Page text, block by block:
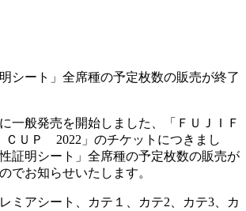
シート」全席種の予定枚数の販売が終了
一般発売を開始しました、「ＦＵＪＩＦ
ＣＵＰ 2022」のチケットにつきまし
証明シート」全席種の予定枚数の販売が
でお知らせいたします。
ミアシート、カテ１、カテ2、カテ3、カ